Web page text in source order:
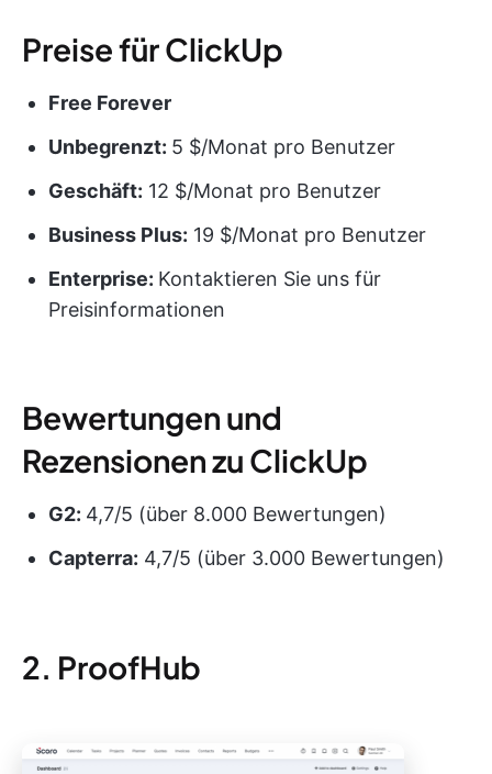
Preise für ClickUp
Free Forever
Unbegrenzt: 5 $/Monat pro Benutzer
Geschäft: 12 $/Monat pro Benutzer
Business Plus: 19 $/Monat pro Benutzer
Enterprise: Kontaktieren Sie uns für
Preisinformationen
Bewertungen und
Rezensionen zu ClickUp
G2: 4,7/5 (über 8.000 Bewertungen)
Capterra: 4,7/5 (über 3.000 Bewertungen)
2. ProofHub